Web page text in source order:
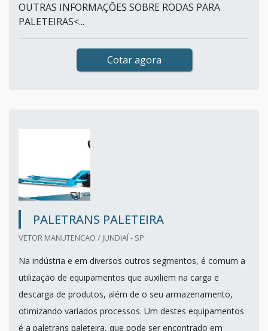
OUTRAS INFORMAÇÕES SOBRE RODAS PARA
PALETEIRAS<...
Cotar agora
PALETRANS PALETEIRA
VETOR MANUTENCAO / JUNDIAÍ - SP
Na indústria e em diversos outros segmentos, é comum a
utilização de equipamentos que auxiliem na carga e
descarga de produtos, além de o seu armazenamento,
otimizando variados processos. Um destes equipamentos
é a paletrans paleteira, que pode ser encontrado em